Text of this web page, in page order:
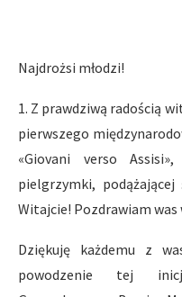
Najdrożsi młodzi!
1. Z prawdziwą radością
pierwszego
«Giovani verso
pielgrzymki, podążającej
Witajcie! Pozdrawiam
Dziękuję każdemu z
powodzenie tej